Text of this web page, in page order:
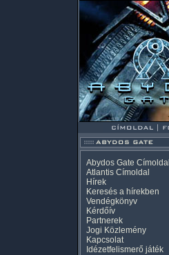
Abydos Gate Címoldal
Atlantis Címoldal
Hírek
Keresés a hírekben
Vendégkönyv
Kérdőív
Partnerek
Jogi Közlemény
Kapcsolat
Idézetfelismerő játék